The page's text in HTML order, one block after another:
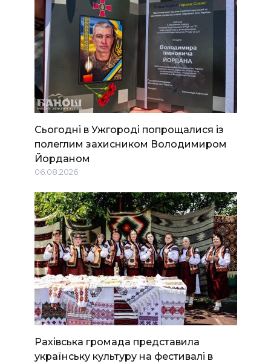
Сьогодні в Ужгороді попрощалися із
полеглим захисником Володимиром
Йорданом
06.08.2026
Рахівська громада представила
українську культуру на фестивалі в